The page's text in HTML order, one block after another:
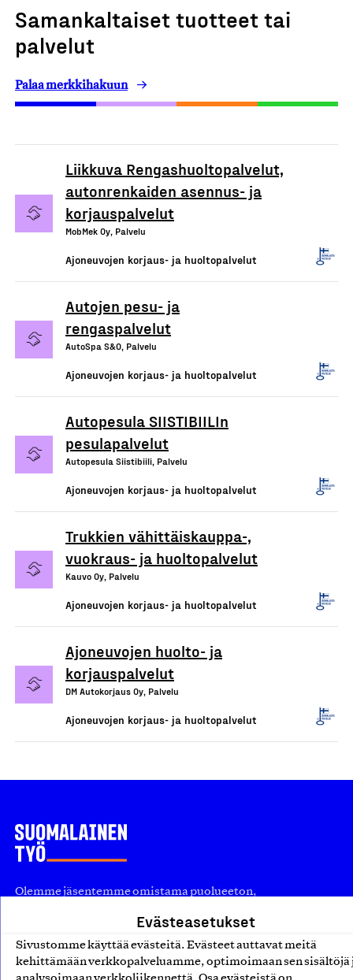
Evästeasetukset
Sivustomme käyttää evästeitä. Evästeet auttavat meitä
kehittämään verkkopalveluamme, optimoimaan sen sisältöjä
Samankaltaiset tuotteet tai
palvelut
Palaa merkkihakuun
Liikkuva Rengashuoltopalvelut,
autonrenkaiden asennus- ja
korjauspalvelut
MobMek Oy, Palvelu
Ajoneuvojen korjaus- ja huoltopalvelut
Autojen pesu- ja
rengaspalvelut
AutoSpa S&O, Palvelu
Ajoneuvojen korjaus- ja huoltopalvelut
Autopesula SIISTIBIILIn
pesulapalvelut
Autopesula Siistibiili, Palvelu
Ajoneuvojen korjaus- ja huoltopalvelut
Trukkien vähittäiskauppa-,
vuokraus- ja huoltopalvelut
Kauvo Oy, Palvelu
Ajoneuvojen korjaus- ja huoltopalvelut
Ajoneuvojen huolto- ja
korjauspalvelut
DM Autokorjaus Oy, Palvelu
Ajoneuvojen korjaus- ja huoltopalvelut
Olemme jäsentemme omistama puolueeton,
työmarkkinajärjestöistä riippumaton yhdistys.
pienistä pajoista ja yhteisöistä kansainvälisiin